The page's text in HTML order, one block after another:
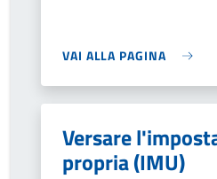
VAI ALLA PAGINA
Versare
propria (IMU)